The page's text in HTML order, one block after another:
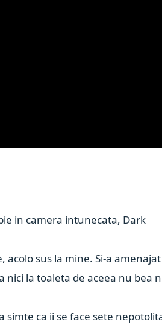
in camera intunecata, Dark
acolo sus la mine. Si-a amenajat
nici la toaleta de aceea nu bea
simte ca ii se face sete